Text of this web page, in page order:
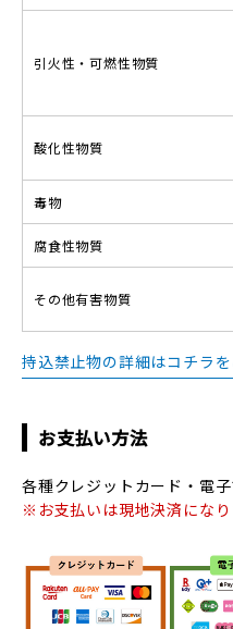
引火性・可燃性物質
酸化性物質
毒物
腐食性物質
その他有害物質
持込禁止物の詳細はコチラを
お支払い方法
各種クレジットカード・電
※お支払いは現地決済になり